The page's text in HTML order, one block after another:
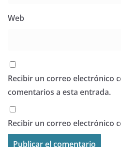
Web
Recibir un correo electrónico
comentarios a esta entrada.
Recibir un correo electrónico